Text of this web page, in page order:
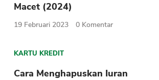
Macet (2024)
19 Februari 2023 0 Komentar
KARTU KREDIT
Cara Menghapuskan Iuran